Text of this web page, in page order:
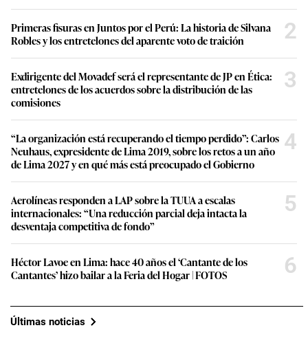
Primeras fisuras en Juntos por el Perú: La historia de Silvana
Robles y los entretelones del aparente voto de traición
2
Exdirigente del Movadef será el representante de JP en Ética:
entretelones de los acuerdos sobre la distribución de las
comisiones
3
“La organización está recuperando el tiempo perdido”: Carlos
Neuhaus, expresidente de Lima 2019, sobre los retos a un año
de Lima 2027 y en qué más está preocupado el Gobierno
4
Aerolíneas responden a LAP sobre la TUUA a escalas
internacionales: “Una reducción parcial deja intacta la
desventaja competitiva de fondo”
5
Héctor Lavoe en Lima: hace 40 años el ‘Cantante de los
Cantantes’ hizo bailar a la Feria del Hogar | FOTOS
6
Últimas noticias